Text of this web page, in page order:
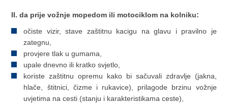
II. da prije vožnje mopedom ili motociklom na kolniku:
očiste vizir, stave zaštitnu kacigu na glavu i pravilno je
zategnu,
provjere tlak u gumama,
upale dnevno ili kratko svjetlo,
koriste zaštitnu opremu kako bi sačuvali zdravlje (jakna,
hlače, štitnici, čizme i rukavice), prilagode brzinu vožnje
uvjetima na cesti (stanju i karakteristikama ceste),